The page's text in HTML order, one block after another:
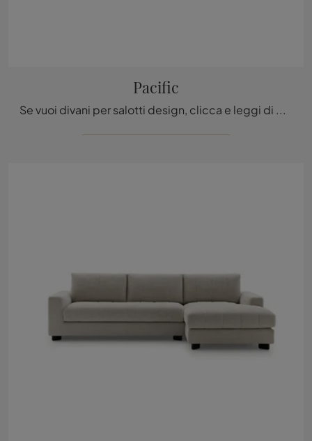
Pacific
Se vuoi divani per salotti design, clicca e leggi di più sul modello Pacific in tessuto della marca Ditre Italia.